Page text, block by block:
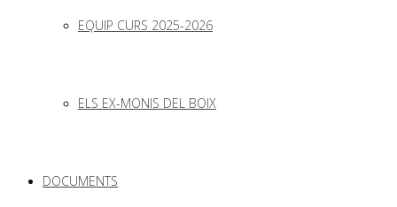
EQUIP CURS 2025-2026
ELS EX-MONIS DEL BOIX
DOCUMENTS